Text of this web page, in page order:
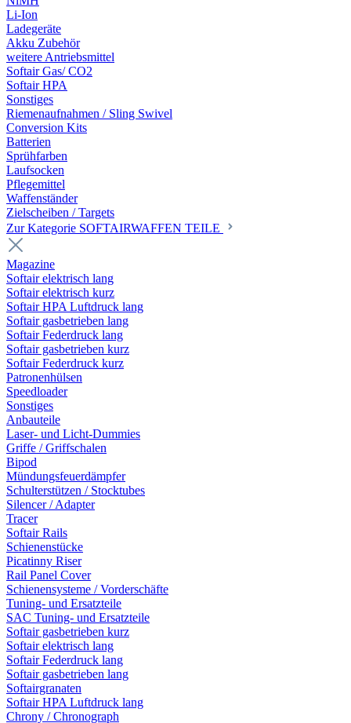
Li-Ion
Ladegeräte
Akku Zubehör
weitere Antriebsmittel
Softair Gas/ CO2
Softair HPA
Sonstiges
Riemenaufnahmen / Sling Swivel
Conversion Kits
Batterien
Sprühfarben
Laufsocken
Pflegemittel
Waffenständer
Zielscheiben / Targets
Zur Kategorie SOFTAIRWAFFEN TEILE
Magazine
Softair elektrisch lang
Softair elektrisch kurz
Softair HPA Luftdruck lang
Softair gasbetrieben lang
Softair Federdruck lang
Softair gasbetrieben kurz
Softair Federdruck kurz
Patronenhülsen
Speedloader
Sonstiges
Anbauteile
Laser- und Licht-Dummies
Griffe / Griffschalen
Bipod
Mündungsfeuerdämpfer
Schulterstützen / Stocktubes
Silencer / Adapter
Tracer
Softair Rails
Schienenstücke
Picatinny Riser
Rail Panel Cover
Schienensysteme / Vorderschäfte
Tuning- und Ersatzteile
SAC Tuning- und Ersatzteile
Softair gasbetrieben kurz
Softair elektrisch lang
Softair Federdruck lang
Softair gasbetrieben lang
Softairgranaten
Softair HPA Luftdruck lang
Chrony / Chronograph